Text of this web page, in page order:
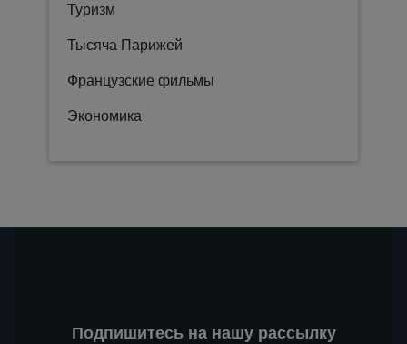
Туризм
Тысяча Парижей
Французские фильмы
Экономика
Подпишитесь на нашу рассылку